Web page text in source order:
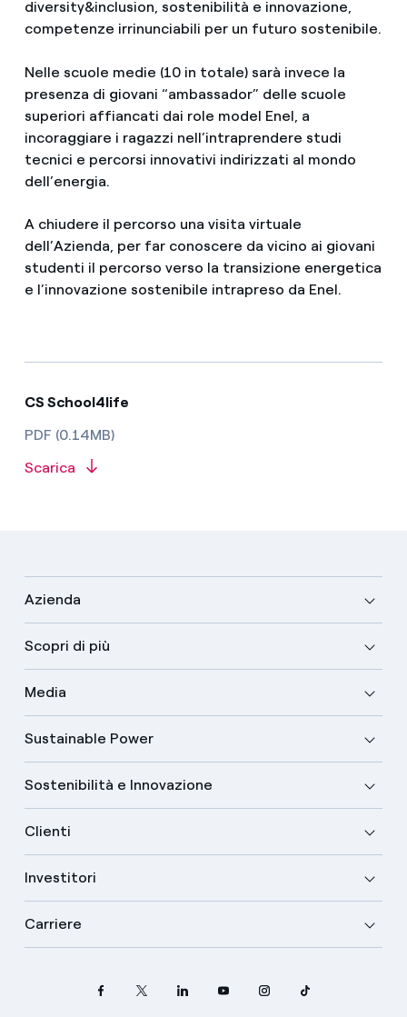
diversity&inclusion, sostenibilità e innovazione,
competenze irrinunciabili per un futuro sostenibile.
Nelle scuole medie (10 in totale) sarà invece la
presenza di giovani “ambassador” delle scuole
superiori affiancati dai role model Enel, a
incoraggiare i ragazzi nell’intraprendere studi
tecnici e percorsi innovativi indirizzati al mondo
dell’energia.
A chiudere il percorso una visita virtuale
dell’Azienda, per far conoscere da vicino ai giovani
studenti il percorso verso la transizione energetica
e l’innovazione sostenibile intrapreso da Enel.
CS School4life
PDF (0.14MB)
Scarica
Azienda
Scopri di più
Media
Sustainable Power
Sostenibilità e Innovazione
Clienti
Investitori
Carriere